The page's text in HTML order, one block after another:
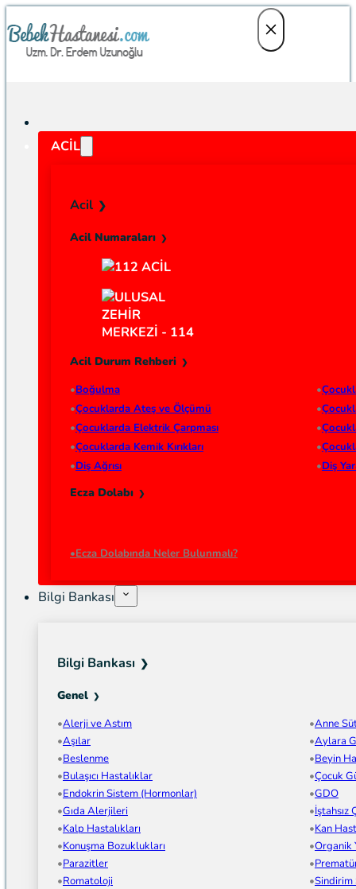
ACIL
Acil
Acil Numaraları
Acil Durum Rehberi
Boğulma
Çocuklarda Ateş ve Ölçümü
Çocuklarda Elektrik Çarpması
Çocuklarda Kemik Kırıkları
Diş Ağrısı
Diş
Ecza Dolabı
Ecza Dolabında Neler Bulunmalı?
Bilgi Bankası
Bilgi Bankası
Genel
Alerji ve Astım
Anne
Aşılar
Aylara
Beslenme
Beyin
Bulaşıcı Hastalıklar
Çocuk
Endokrin Sistem (Hormonlar)
GDO
Gıda Alerjileri
İştahsız
Kalp Hastalıkları
Kan
Konuşma Bozuklukları
Organik
Parazitler
Romatoloji
Sindirim